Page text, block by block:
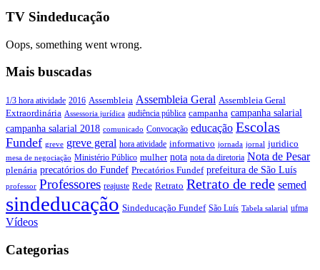
TV Sindeducação
Oops, something went wrong.
Mais buscadas
1/3 hora atividade 2016 Assembleia Assembleia Geral Assembleia Geral
Extraordinária Assessoria jurídica audiência pública campanha campanha salarial
campanha salarial 2018 comunicado Convocação educação Escolas
Fundef greve greve geral hora atividade informativo jornada jornal juridico
mesa de negociação Ministério Público mulher nota nota da diretoria Nota de Pesar
plenária precatórios do Fundef Precatórios Fundef prefeitura de São Luís
professor Professores reajuste Rede Retrato Retrato de rede semed
sindeducação Sindeducação Fundef São Luís Tabela salarial ufma
Vídeos
Categorias